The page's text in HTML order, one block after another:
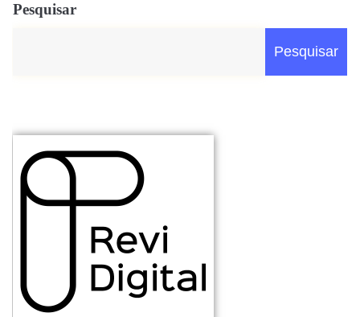
Pesquisar
Pesquisar